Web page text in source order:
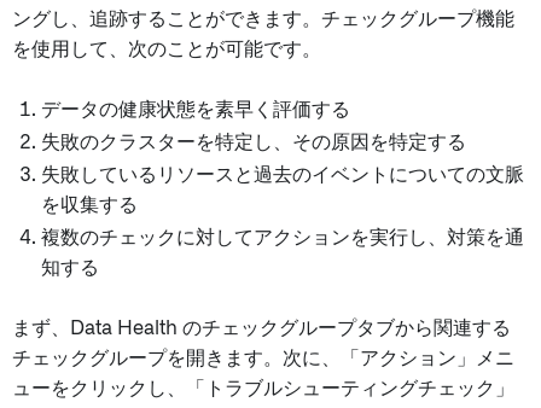
ングし、追跡することができます。チェックグループ機能
を使用して、次のことが可能です。
データの健康状態を素早く評価する
失敗のクラスターを特定し、その原因を特定する
失敗しているリソースと過去のイベントについての文脈
を収集する
複数のチェックに対してアクションを実行し、対策を通
知する
まず、Data Health のチェックグループタブから関連する
チェックグループを開きます。次に、「アクション」メニ
ューをクリックし、「トラブルシューティングチェック」